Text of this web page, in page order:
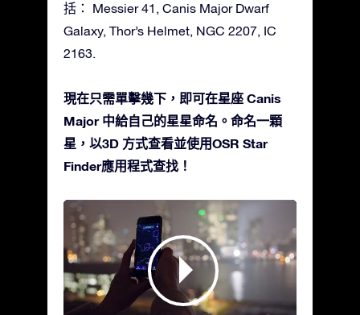
括： Messier 41, Canis Major Dwarf
Galaxy, Thor’s Helmet, NGC 2207, IC
2163.
現在只需單擊幾下，即可在星座 Canis
Major 中給自己的星星命名。命名一顆
星，以3D 方式查看並使用OSR Star
Finder應用程式查找！